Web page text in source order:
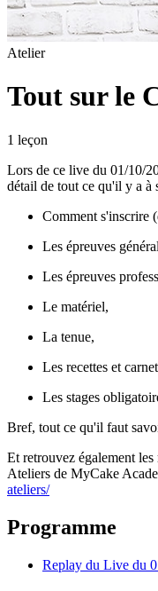
Atelier
Tout sur le
1 leçon
Lors de ce live du 01/10/
détail de tout ce qu'il y a à
Comment s'inscrire
Les épreuves
Les épreuves
Le matériel,
La tenue,
Les recettes et
Les stages
Bref, tout ce qu'il faut
Et retrouvez également
Ateliers de MyCake
ateliers/
Programme
Replay du Live du